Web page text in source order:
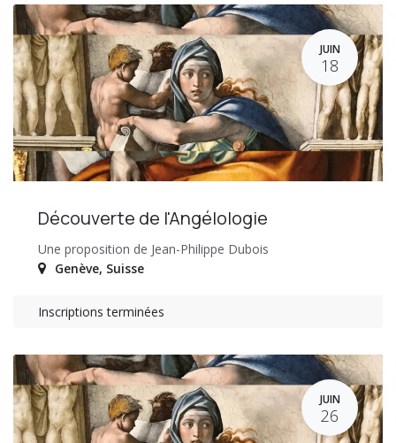
JUIN
18
Découverte de l'Angélologie
Une proposition de Jean-Philippe Dubois
Genève, Suisse
Inscriptions terminées
JUIN
26